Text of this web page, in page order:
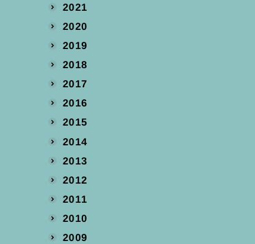
2021
2020
2019
2018
2017
2016
2015
2014
2013
2012
2011
2010
2009